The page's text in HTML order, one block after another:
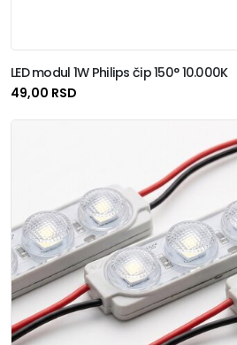
LED modul 1W Philips čip 150° 10.000K
49,00 RSD